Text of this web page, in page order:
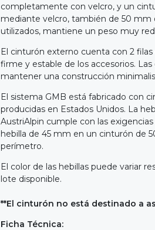
completamente con velcro, y un
mediante velcro, también de 50 mm
utilizados, mantiene un peso muy
El cinturón externo cuenta con 2
firme y estable de los accesorios.
mantener una construcción
El sistema GMB está fabricado con
producidas en Estados Unidos. La
AustriAlpin cumple con las
hebilla de 45 mm en un cinturón de
perímetro.
El color de las hebillas puede variar
lote disponible.
**El cinturón no está destinado a
Ficha Técnica: